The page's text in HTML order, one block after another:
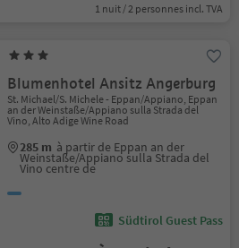
1 nuit / 2 personnes incl. TVA
Blumenhotel Ansitz Angerburg
St. Michael/S. Michele - Eppan/Appiano, Eppan
an der Weinstaße/Appiano sulla Strada del
Vino, Alto Adige Wine Road
285 m à partir de Eppan an der
Weinstaße/Appiano sulla Strada del
Vino centre de
Südtirol Guest Pass